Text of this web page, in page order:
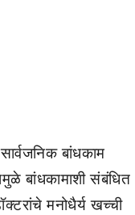
बांधकाम
बांधकामाशी संबंधित
मनोधैर्य खच्ची